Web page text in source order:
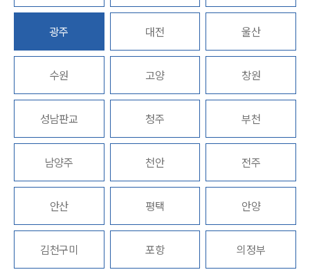
법률정보
법률지식인
고객후기
업무분야
의료·바이오·헬스케어그룹 업무
전체
구성원 소개
의료전문변호사
소식/자료
광주 대전 울산
수원 고양 창원
성남판교 청주 부천
남양주 천안 전주
안산 평택 안양
김천구미 포항 의정부